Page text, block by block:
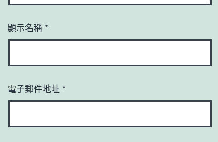
顯示名稱 *
電子郵件地址 *